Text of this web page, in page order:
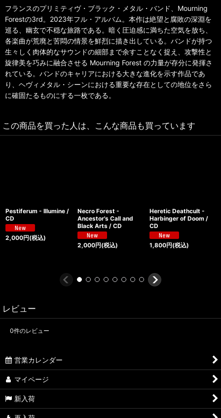
フランスのプリミティヴ・ブラック・メタル・バンド、Mourning
Forestの3rd。2023年フル・アルバム。本作は絶望と腐敗の深淵を
巡る、幽玄で不穏な旅路である。暗く圧迫感に満ちた空気を放ち、
各楽曲が荒廃と苦悶の情景を鮮烈に描き出している。バンドが持つ
生々しく肉体的なサウンドの細部まで余すことなく捉え、攻撃性と
旋律美を巧みに融合させる Mourning Forest の力量が存分に発揮さ
れている。バンドのキャリアにおける大きな進化を示す作品であ
り、ヘヴィメタル・シーンにおける重要な存在としての地位をさら
に確固たるものにする一枚である。
この商品を買った人は、こんな商品も買っています
Pestiferum - Illumine /
CD
2,000円(税込)
Necro Forest -
Ancestor's Call and
Black Arts / CD
2,000円(税込)
Heretic Deathcult -
Harbinger of Doom /
CD
1,800円(税込)
レビュー
0件のレビュー
営業カレンダー
マイページ
新入荷